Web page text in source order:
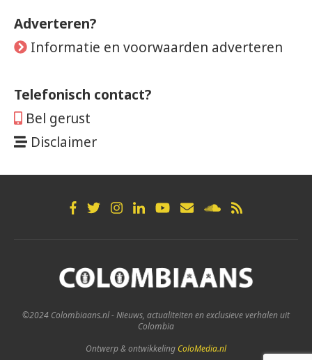
Adverteren?
Informatie en voorwaarden adverteren
Telefonisch contact?
Bel gerust
Disclaimer
©2024 Colombiaans.nl - Nieuws, actualiteiten en exclusieve verhalen uit
Colombia
Ontwerp & ontwikkeling ColoMedia.nl